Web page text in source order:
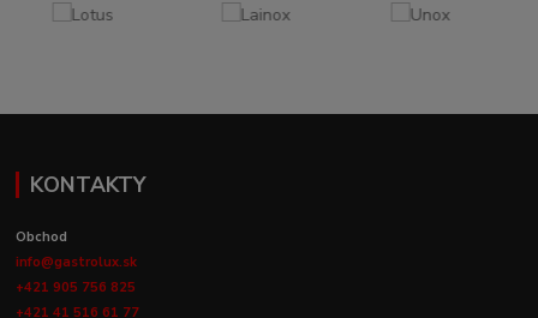
KONTAKTY
Obchod
info@gastrolux.sk
+421 905 756 825
+421 41 516 61 77